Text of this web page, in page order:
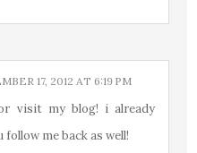
17, 2012 AT 6:19 PM
visit my blog! i already
follow me back as well!